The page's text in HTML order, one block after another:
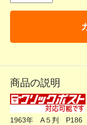
商品の説明
1963年 A５判 P186